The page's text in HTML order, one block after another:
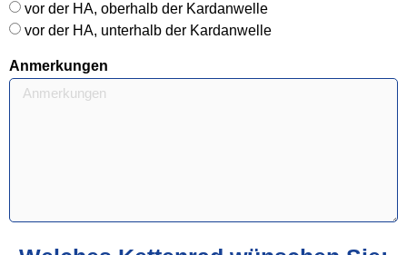
vor der HA, oberhalb der Kardanwelle
vor der HA, unterhalb der Kardanwelle
Anmerkungen